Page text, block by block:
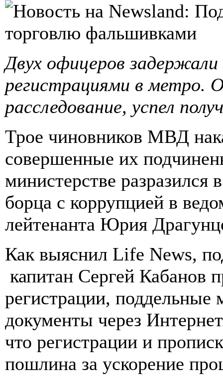
Двух офицеров
регистрациями в метро.
расследование, успел
Трое чиновников МВД
совершенные их
министерстве разразился
борца с коррупцией в
лейтенанта Юрия
Как выяснил Life News,
капитан Сергей Кабанов
регистрации, поддельные
документы через
что регистрации и
пошлина за ускорение